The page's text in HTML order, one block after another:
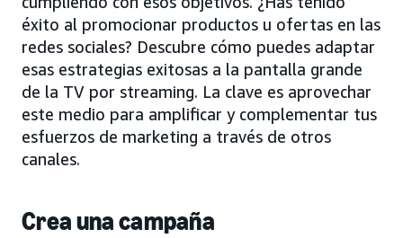
éxito al promocionar productos u ofertas en las
redes sociales? Descubre cómo puedes adaptar
esas estrategias exitosas a la pantalla grande
de la TV por streaming. La clave es aprovechar
este medio para amplificar y complementar tus
esfuerzos de marketing a través de otros
canales.
Crea una campaña